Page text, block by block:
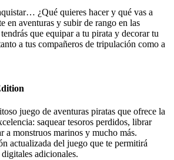
¿Qué quieres hacer y qué vas a
en aventuras y subir de rango en las
que equipar a tu pirata y decorar tu
a tus compañeros de tripulación como a
juego de aventuras piratas que ofrece la
saquear tesoros perdidos, librar
a monstruos marinos y mucho más.
actualizada del juego que te permitirá
adicionales.